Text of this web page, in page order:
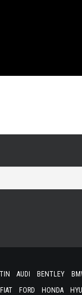
AUDI BENTLEY
FIAT FORD HONDA